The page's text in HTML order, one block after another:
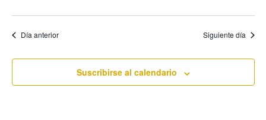
Día anterior Siguiente día
Suscribirse al calendario